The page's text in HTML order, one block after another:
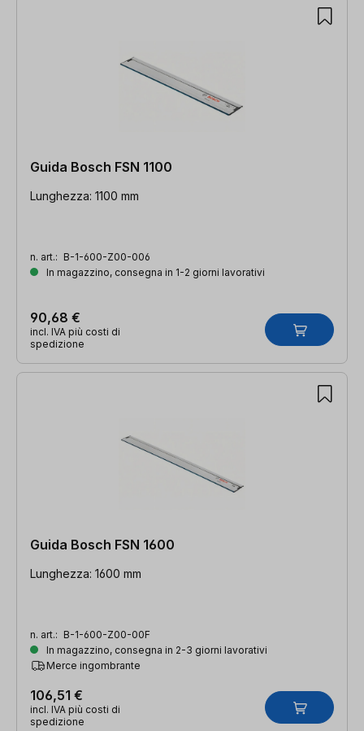
Guida Bosch FSN 1100
Lunghezza: 1100 mm
n. art.: B-1-600-Z00-006
In magazzino, consegna in 1-2 giorni lavorativi
90,68 €
incl. IVA più costi di
spedizione
Guida Bosch FSN 1600
Lunghezza: 1600 mm
n. art.: B-1-600-Z00-00F
In magazzino, consegna in 2-3 giorni lavorativi
Merce ingombrante
106,51 €
incl. IVA più costi di
spedizione